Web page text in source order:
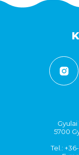
5700
Tel.: